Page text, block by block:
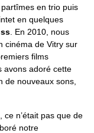
en trio puis
en quelques
. En 2010, nous
cinéma de Vitry sur
films
avons adoré cette
de nouveaux sons,
n’était pas que de
notre